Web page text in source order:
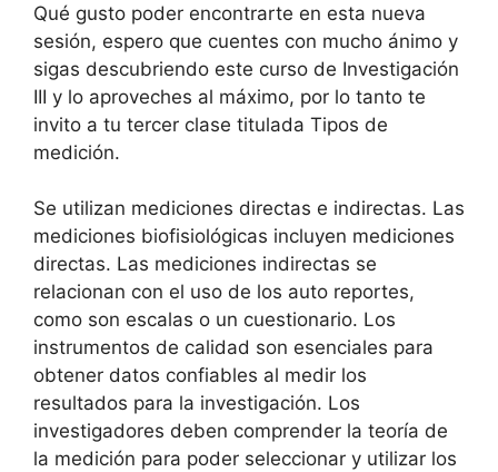
Qué gusto poder encontrarte en esta nueva
sesión, espero que cuentes con mucho ánimo y
sigas descubriendo este curso de Investigación
III y lo aproveches al máximo, por lo tanto te
invito a tu tercer clase titulada Tipos de
medición.
Se utilizan mediciones directas e indirectas. Las
mediciones biofisiológicas incluyen mediciones
directas. Las mediciones indirectas se
relacionan con el uso de los auto reportes,
como son escalas o un cuestionario. Los
instrumentos de calidad son esenciales para
obtener datos confiables al medir los
resultados para la investigación. Los
investigadores deben comprender la teoría de
la medición para poder seleccionar y utilizar los